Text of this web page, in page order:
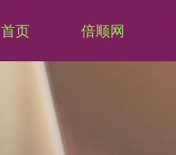
首页 倍顺网